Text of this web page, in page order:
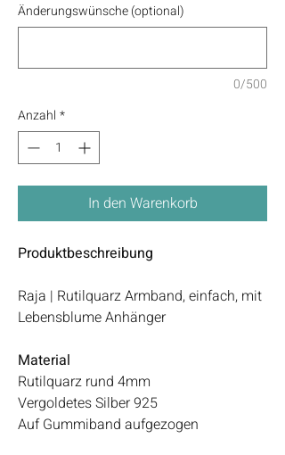
Änderungswünsche (optional)
0/500
Anzahl *
In den Warenkorb
Produktbeschreibung
Raja | Rutilquarz Armband, einfach, mit
Lebensblume Anhänger
Material
Rutilquarz rund 4mm
Vergoldetes Silber 925
Auf Gummiband aufgezogen